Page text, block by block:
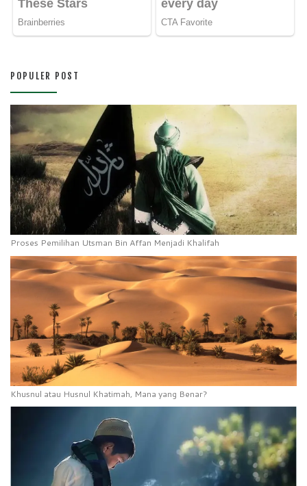
POPULER POST
Proses Pemilihan Utsman Bin Affan Menjadi Khalifah
Khusnul atau Husnul Khatimah, Mana yang Benar?